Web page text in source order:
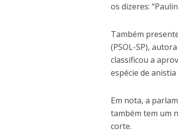
os dizeres:
Também
(PSOL-SP),
classificou a
espécie de anistia
Em nota, a
também tem um
corte.